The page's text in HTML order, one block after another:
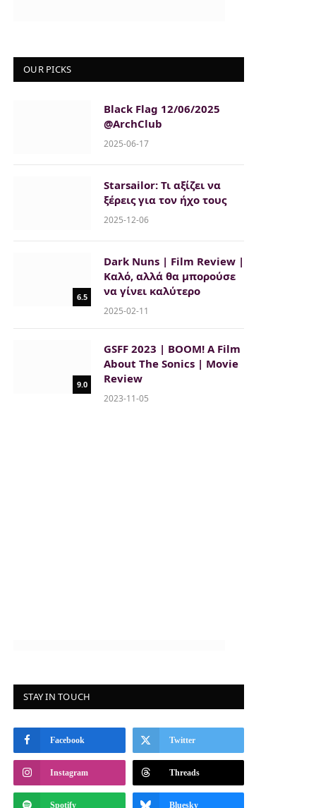
OUR PICKS
Black Flag 12/06/2025
@ArchClub
2025-06-17
Starsailor: Τι αξίζει να
ξέρεις για τον ήχο τους
2025-12-06
6.5
Dark Nuns | Film Review |
Καλό, αλλά θα μπορούσε
να γίνει καλύτερο
2025-02-11
9.0
GSFF 2023 | BOOM! A Film
About The Sonics | Movie
Review
2023-11-05
STAY IN TOUCH
Facebook Twitter
Instagram Threads
Spotify Bluesky